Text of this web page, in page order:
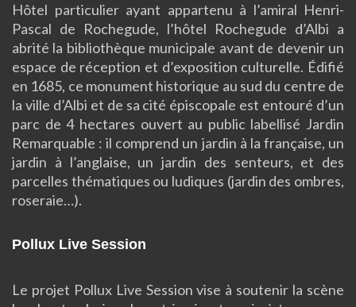
Hôtel particulier ayant appartenu à l’amiral Henri-
Pascal de Rochegude, l’hôtel Rochegude d’Albi a
abrité la bibliothèque municipale avant de devenir un
espace de réception et d’exposition culturelle. Édifié
en 1685, ce monument historique au sud du centre de
la ville d’Albi et de sa cité épiscopale est entouré d’un
parc de 4 hectares ouvert au public labellisé Jardin
Remarquable : il comprend un jardin à la française, un
jardin à l’anglaise, un jardin des senteurs, et des
parcelles thématiques ou ludiques (jardin des ombres,
roseraie…).
Pollux Live Session
Le projet Pollux Live Session vise à soutenir la scène